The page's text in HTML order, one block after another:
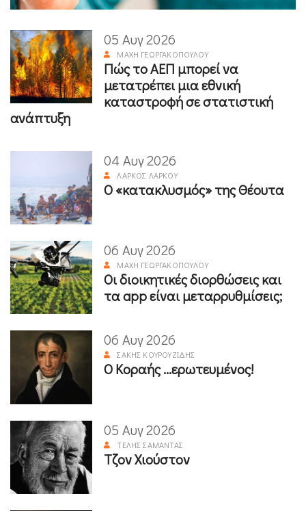
05 Αυγ 2026
ΜΆΧΗ ΓΕΩΡΓΑΚΟΠΟΎΛΟΥ
Πώς το ΑΕΠ μπορεί να
μετατρέπει μια εθνική
καταστροφή σε στατιστική
ανάπτυξη
04 Αυγ 2026
ΛΆΡΚΟΣ ΛΆΡΚΟΥ
Ο «κατακλυσμός» της Θέουτα
06 Αυγ 2026
ΜΆΧΗ ΓΕΩΡΓΑΚΟΠΟΎΛΟΥ
Οι διοικητικές διορθώσεις και
τα app είναι μεταρρυθμίσεις;
06 Αυγ 2026
ΣΆΚΗΣ ΚΟΥΡΟΥΖΊΔΗΣ
Ο Κοραής ...ερωτευμένος!
05 Αυγ 2026
ΤΈΛΗΣ ΣΑΜΑΝΤΆΣ
Τζον Χιούστον